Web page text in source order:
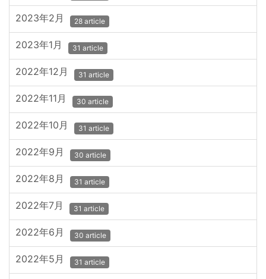
2023年2月 28 article
2023年1月 31 article
2022年12月 31 article
2022年11月 30 article
2022年10月 31 article
2022年9月 30 article
2022年8月 31 article
2022年7月 31 article
2022年6月 30 article
2022年5月 31 article